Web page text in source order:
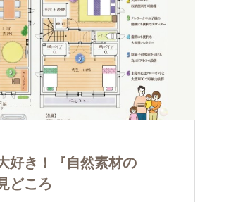
好き！『自然素材の
どころ